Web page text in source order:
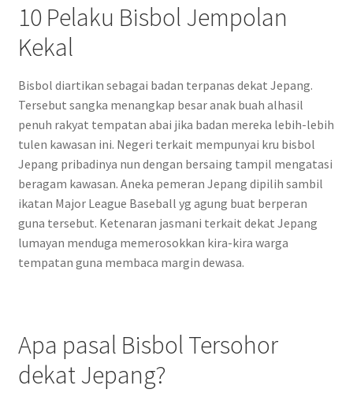
10 Pelaku Bisbol Jempolan
Kekal
Bisbol diartikan sebagai badan terpanas dekat Jepang.
Tersebut sangka menangkap besar anak buah alhasil
penuh rakyat tempatan abai jika badan mereka lebih-lebih
tulen kawasan ini. Negeri terkait mempunyai kru bisbol
Jepang pribadinya nun dengan bersaing tampil mengatasi
beragam kawasan. Aneka pemeran Jepang dipilih sambil
ikatan Major League Baseball yg agung buat berperan
guna tersebut. Ketenaran jasmani terkait dekat Jepang
lumayan menduga memerosokkan kira-kira warga
tempatan guna membaca margin dewasa.
Apa pasal Bisbol Tersohor
dekat Jepang?